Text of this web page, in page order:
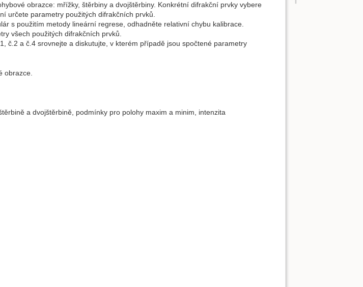
obrazce: mřížky, štěrbiny a dvojštěrbiny. Konkrétní difrakční prvky vybere
určete parametry použitých difrakčních prvků.
s použitím metody lineární regrese, odhadněte relativní chybu kalibrace.
všech použitých difrakčních prvků.
č.2 a č.4 srovnejte a diskutujte, v kterém případě jsou spočtené parametry
obrazce.
a dvojštěrbině, podmínky pro polohy maxim a minim, intenzita